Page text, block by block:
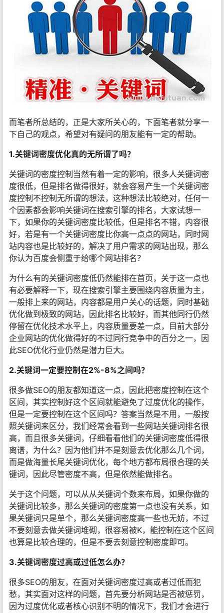
而笔者所总结的，正是大家所关心的，下面笔者就分享一
下自己的观点，希望对有疑问的朋友能有一定的帮助。
1.关键词密度优化真的无所谓了吗？
关键词的密度控制当然有着一定的影响，很多人关键词密
度很低，但是排名做得很好，就会容易产生一个关键词密
度控制不控制无所谓的想法，这种想法比较绝对，任何一
个因素都会影响关键词在搜索引擎的排名，大家试想一
下，如果你的关键词密度比较低，但是排名不错，内容很
好，若是有一个关键词密度比你高一点点的网站，同时网
站内容也是比较好的，解决了用户需求的网站出现，那么
你认为百度会侧重于给哪个网站排名？
为什么有的关键词密度低仍然能排在首页，关于这一点也
有必要解释一下，现在搜索引擎主要围绕内容质量为主，
一般排上来的网站，内容都是用户关心的话题，同时基础
优化做到极致的网站，因此排名比较好，而其他同行仍然
停留在优化技术水平上，内容质量要差一点，目前大部分
企业网站的优化做得好的不过同行竞争中的百分之一，因
此SEO优化行业仍然是潜力巨大。
2.关键词一定要控制在2%-8%之间吗？
很多做SEO的朋友都知道这一点，因此把密度控制在这个
区间，其实控制好这个区间就能避免了过度优化的操作，
但是一定要控制在这个区间吗？答案当然是不用，一般按
照关键词来区分，我们经常会看到一些网站关键词排名很
高，而且很多关键词，仔细看看他们的关键词密度低得很
离谱，为什么？因为他们并不是刻意去优化那么几个词，
而是做海量长尾关键词优化，每个地方都布局很合理的关
键词，因此尽管密度不高，但是依然能做排名。
关于这个问题，可以从从关键词个数来布局，如果你做的
关键词比较多，那么关键词的密度第一点也没有关系，如
果关键词只是单个，那么关键词密度高一些也无妨，不过
不要刻意去做关键词堆砌，很容易被K，能控制在这个区间
也算是比较合理的，但是不要去刻意控制密度即可。
3.关键词密度过高或过低怎么办？
很多SEO的朋友，在面对关键词密度过高或者过低而犯
愁，其实面对这样的问题，首先要分析网站是否被惩罚，
因为过度优化或者核心识别不明的情况下，我们才会进行